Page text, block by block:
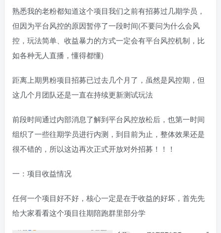
熟悉我的老粉都知道这个项目我们之前有招募过几期学员，
但因为平台风控的原因暂停了一段时间(不要问为什么会风
控，玩法简单、收益暴力的方式一定会有平台风控机制，比
如各种无人直播，懂得都懂)
距离上期男粉项目招募已过去几个月了，虽然是风控期，但
这几个月团队还是一直在持续更新测试玩法
前段时间通过内部消息了解到平台风控放松后，也第一时间
组织了一些往期学员进行内测，到目前为止，整体效果还是
很不错的，所以这边再次正式开放对外招募！！！
一：项目收益情况
任何一个项目好不好，核心一定是在于收益的好坏，首先先
给大家看看这个项目往期陪跑群里部分学